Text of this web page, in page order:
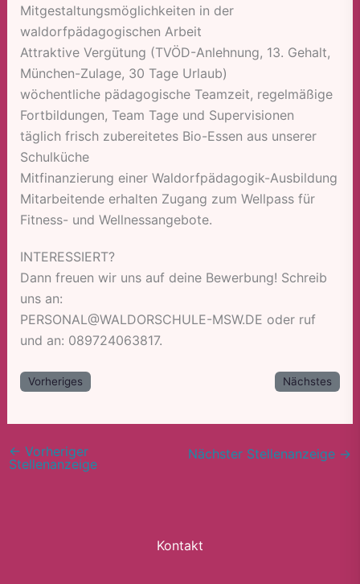
Mitgestaltungsmöglichkeiten in der
waldorfpädagogischen Arbeit
Attraktive Vergütung (TVÖD-Anlehnung, 13. Gehalt,
München-Zulage, 30 Tage Urlaub)
wöchentliche pädagogische Teamzeit, regelmäßige
Fortbildungen, Team Tage und Supervisionen
täglich frisch zubereitetes Bio-Essen aus unserer
Schulküche
Mitfinanzierung einer Waldorfpädagogik-Ausbildung
Mitarbeitende erhalten Zugang zum Wellpass für
Fitness- und Wellnessangebote.
INTERESSIERT?
Dann freuen wir uns auf deine Bewerbung! Schreib
uns an:
PERSONAL@WALDORSCHULE-MSW.DE oder ruf
und an: 089724063817.
Vorheriges Nächstes
← Vorheriger
Stellenanzeige
Nächster Stellenanzeige →
Kontakt